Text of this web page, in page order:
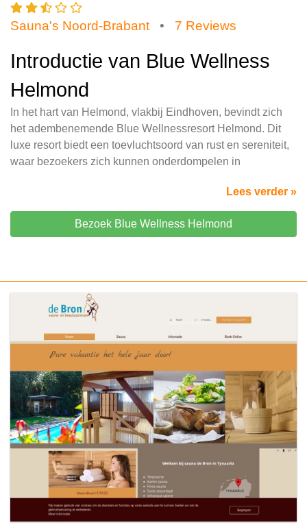
Sauna's Noord-Brabant • 7 Reviews
Introductie van Blue Wellness
Helmond
In het hart van Helmond, vlakbij Eindhoven, bevindt zich
het adembenemende Blue Wellnessresort Helmond. Dit
luxe resort biedt een toevluchtsoord van rust en sereniteit,
waar bezoekers zich kunnen onderdompelen in
Lees verder »
Bezoek Blue Wellness Helmond